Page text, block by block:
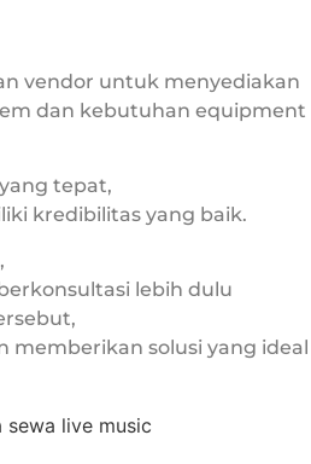
vendor untuk menyediakan
dan kebutuhan equipment
tepat,
kredibilitas yang baik.
lebih dulu
memberikan solusi yang ideal